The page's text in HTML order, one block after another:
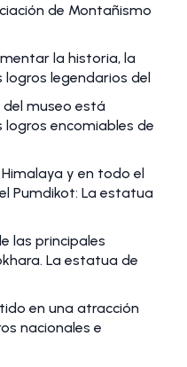
de Montañismo
la historia, la
logros legendarios del
museo está
encomiables de
y en todo el
Pumdikot: La estatua
las principales
La estatua de
en una atracción
nacionales e